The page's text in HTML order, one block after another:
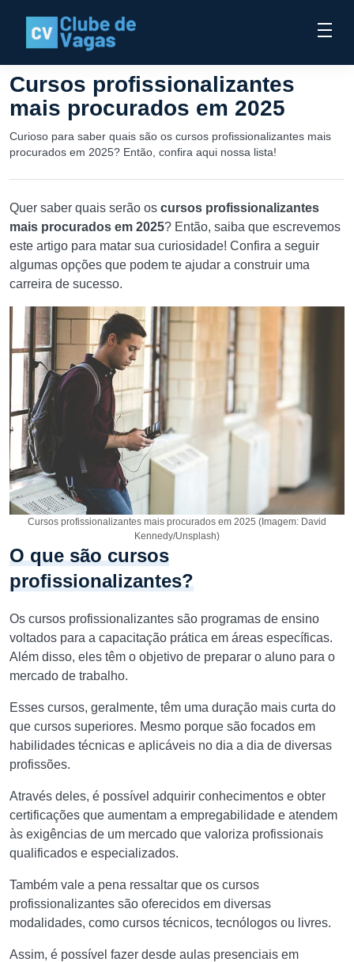
Cursos profissionalizantes
mais procurados em 2025
Curioso para saber quais são os cursos profissionalizantes mais
procurados em 2025? Então, confira aqui nossa lista!
Quer saber quais serão os cursos profissionalizantes
mais procurados em 2025? Então, saiba que escrevemos
este artigo para matar sua curiosidade! Confira a seguir
algumas opções que podem te ajudar a construir uma
carreira de sucesso.
Cursos profissionalizantes mais procurados em 2025 (Imagem: David
Kennedy/Unsplash)
O que são cursos
profissionalizantes?
Os cursos profissionalizantes são programas de ensino
voltados para a capacitação prática em áreas específicas.
Além disso, eles têm o objetivo de preparar o aluno para o
mercado de trabalho.
Esses cursos, geralmente, têm uma duração mais curta do
que cursos superiores. Mesmo porque são focados em
habilidades técnicas e aplicáveis no dia a dia de diversas
profissões.
Através deles, é possível adquirir conhecimentos e obter
certificações que aumentam a empregabilidade e atendem
às exigências de um mercado que valoriza profissionais
qualificados e especializados.
Também vale a pena ressaltar que os cursos
profissionalizantes são oferecidos em diversas
modalidades, como cursos técnicos, tecnólogos ou livres.
Assim, é possível fazer desde aulas presenciais em